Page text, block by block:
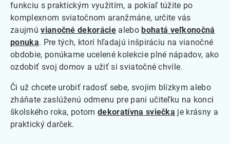
funkciu s praktickým využitím, a pokiaľ túžite po
komplexnom sviatočnom aranžmáne, určite vás
zaujmúvianočné dekorácie alebo bohatá veľkonočná
ponuka. Pre tých, ktorí hľadajú inšpiráciu na vianočné
obdobie, ponúkame ucelené kolekcie plné nápadov, ako
ozdobiť svoj domov a užiť si sviatočné chvíle.
Či už chcete urobiť radosť sebe, svojim blízkym alebo
zháňate zaslúženú odmenu pre pani učiteľku na konci
školského roka, potomdekoratívna sviečka je krásny a
praktický darček.